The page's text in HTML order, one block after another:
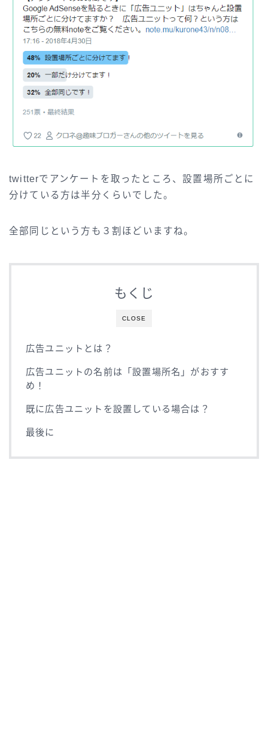
twitterでアンケートを取ったところ、設置場所ごとに
分けている方は半分くらいでした。
全部同じという方も３割ほどいますね。
CLOSE
もくじ
広告ユニットとは？
広告ユニットの名前は「設置場所名」がおすす
め！
既に広告ユニットを設置している場合は？
最後に